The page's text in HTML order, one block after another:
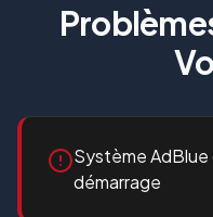
Système
démarrage